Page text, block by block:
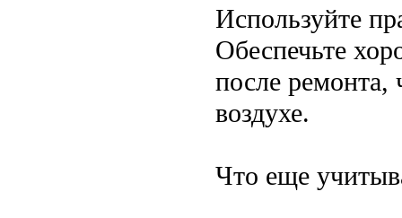
Используйте
Обеспечьте
после
воздухе.
Что еще